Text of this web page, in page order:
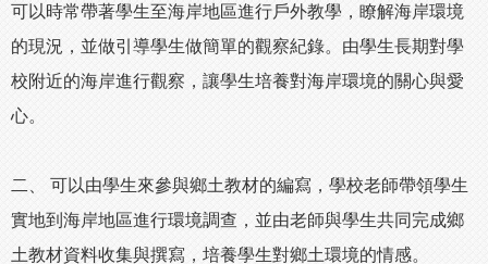
可以時常帶著學生至海岸地區進行戶外教學，瞭解海岸環境
的現況，並做引導學生做簡單的觀察紀錄。由學生長期對學
校附近的海岸進行觀察，讓學生培養對海岸環境的關心與愛
心。
二、 可以由學生來參與鄉土教材的編寫，學校老師帶領學生
實地到海岸地區進行環境調查，並由老師與學生共同完成鄉
土教材資料收集與撰寫，培養學生對鄉土環境的情感。